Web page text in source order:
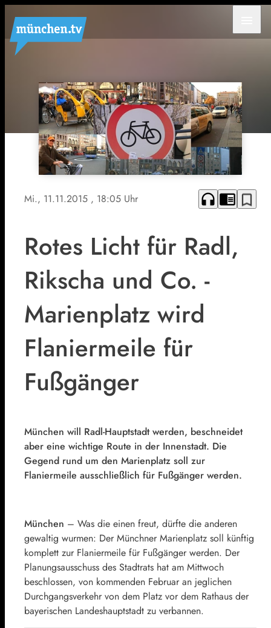
Mi., 11.11.2015 , 18:05 Uhr headphones chrome_reader_mode bookmark_border
Rotes Licht für Radl,
Rikscha und Co. -
Marienplatz wird
Flaniermeile für
Fußgänger
München will Radl-Hauptstadt werden, beschneidet
aber eine wichtige Route in der Innenstadt. Die
Gegend rund um den Marienplatz soll zur
Flaniermeile ausschließlich für Fußgänger werden.
München – Was die einen freut, dürfte die anderen
gewaltig wurmen: Der Münchner Marienplatz soll künftig
komplett zur Flaniermeile für Fußgänger werden. Der
Planungsausschuss des Stadtrats hat am Mittwoch
beschlossen, von kommenden Februar an jeglichen
Durchgangsverkehr von dem Platz vor dem Rathaus der
bayerischen Landeshauptstadt zu verbannen.